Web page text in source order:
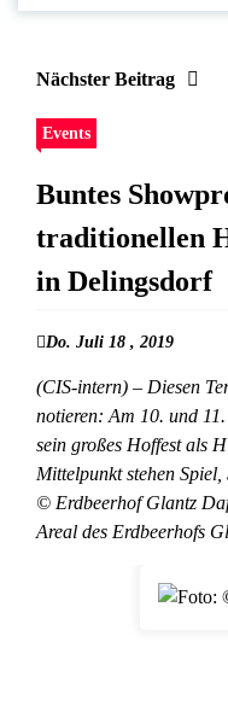
Nächster Beitrag
Events
Buntes
traditionellen
in Delingsdorf
Do. Juli 18 , 2019
(CIS-intern) – Diesen
notieren: Am 10. und
sein großes Hoffest als
Mittelpunkt stehen
© Erdbeerhof Glantz
Areal des Erdbeerhofs